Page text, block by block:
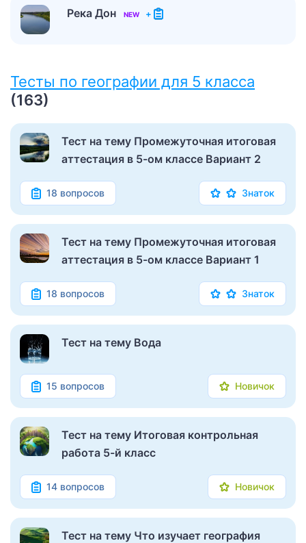
Река Дон NEW +
Тесты по географии для 5 класса
(163)
Тест на тему Промежуточная итоговая
аттестация в 5-ом классе Вариант 2
18 вопросов Знаток
Тест на тему Промежуточная итоговая
аттестация в 5-ом классе Вариант 1
18 вопросов Знаток
Тест на тему Вода
15 вопросов Новичок
Тест на тему Итоговая контрольная
работа 5-й класс
14 вопросов Новичок
Тест на тему Что изучает география